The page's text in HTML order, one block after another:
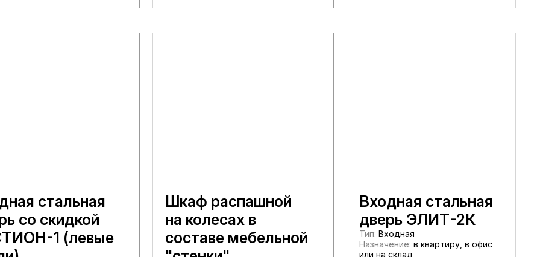
стальная
со скидкой
1 (левые
Шкаф распашной
на колесах в
составе мебельной
Входная стальная
дверь ЭЛИТ-2К
Тип: Входная
Назначение: в квартиру, в офис
или на склад